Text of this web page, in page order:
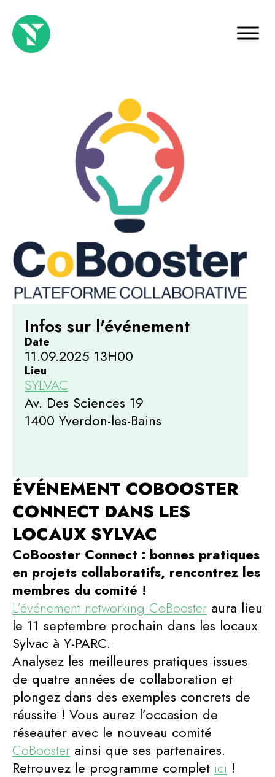
Infos sur l'événement
Date
11.09.2025 13H00
Lieu
SYLVAC
Av. Des Sciences 19
1400 Yverdon-les-Bains
ÉVÉNEMENT COBOOSTER
CONNECT DANS LES
LOCAUX SYLVAC
CoBooster Connect : bonnes pratiques
en projets collaboratifs, rencontrez les
membres du comité !
L’événement networking CoBooster aura lieu
le 11 septembre prochain dans les locaux
Sylvac à Y-PARC.
Analysez les meilleures pratiques issues
de quatre années de collaboration et
plongez dans des exemples concrets de
réussite ! Vous aurez l’occasion de
réseauter avec le nouveau comité
CoBooster ainsi que ses partenaires.
Retrouvez le programme complet ici !